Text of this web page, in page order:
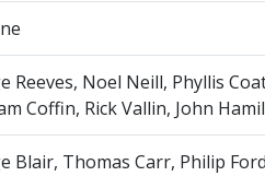
Reeves, Noel Neill, Phyllis
Coffin, Rick Vallin, John
Blair, Thomas Carr, Philip